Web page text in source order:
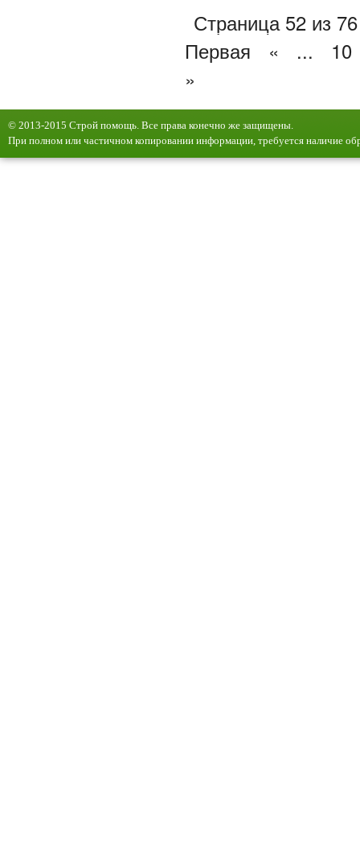
Страница 52 из 76
Первая
« ...
10
»
© 2013-2015 Строй помощь. Все права конечно же защищены.
При полном или частичном копировании информации, требуется наличие